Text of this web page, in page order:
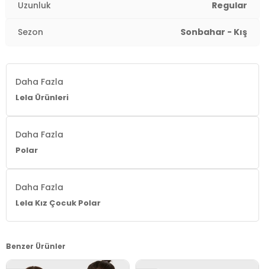
Detaylar:Fermuar
4DK05905002.15
Uzunluk Regular
Sezon Sonbahar - Kış
Daha Fazla
Lela Ürünleri
Daha Fazla
Polar
Daha Fazla
Lela Kız Çocuk Polar
Benzer Ürünler